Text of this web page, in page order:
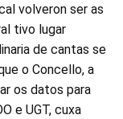
volveron ser as
tivo lugar
de cantas se
o Concello, a
os datos para
e UGT, cuxa